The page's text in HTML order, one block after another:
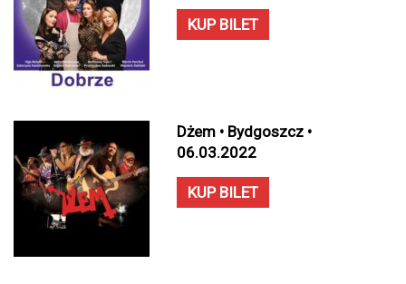
KUP BILET
Dżem • Bydgoszcz •
06.03.2022
KUP BILET